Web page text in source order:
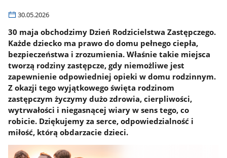
30.05.2026
30 maja obchodzimy Dzień Rodzicielstwa Zastępczego.
Każde dziecko ma prawo do domu pełnego ciepła,
bezpieczeństwa i zrozumienia. Właśnie takie miejsca
tworzą rodziny zastępcze, gdy niemożliwe jest
zapewnienie odpowiedniej opieki w domu rodzinnym.
Z okazji tego wyjątkowego święta rodzinom
zastępczym życzymy dużo zdrowia, cierpliwości,
wytrwałości i niegasnącej wiary w sens tego, co
robicie. Dziękujemy za serce, odpowiedzialność i
miłość, którą obdarzacie dzieci.